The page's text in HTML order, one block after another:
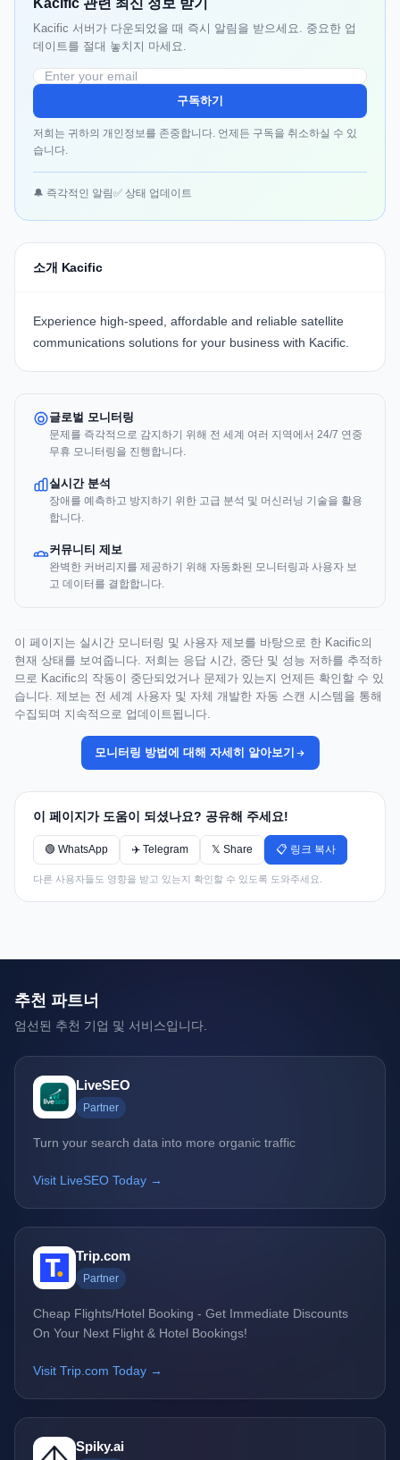
Kacific 관련 최신 정보 받기
Kacific 서버가 다운되었을 때 즉시 알림을 받으세요. 중요한 업
데이트를 절대 놓치지 마세요.
구독하기
저희는 귀하의 개인정보를 존중합니다. 언제든 구독을 취소하실 수 있
습니다.
🔔 즉각적인 알림✅ 상태 업데이트
소개 Kacific
Experience high-speed, affordable and reliable satellite
communications solutions for your business with Kacific.
글로벌 모니터링
문제를 즉각적으로 감지하기 위해 전 세계 여러 지역에서 24/7 연중
무휴 모니터링을 진행합니다.
실시간 분석
장애를 예측하고 방지하기 위한 고급 분석 및 머신러닝 기술을 활용
합니다.
커뮤니티 제보
완벽한 커버리지를 제공하기 위해 자동화된 모니터링과 사용자 보
고 데이터를 결합합니다.
이 페이지는 실시간 모니터링 및 사용자 제보를 바탕으로 한 Kacific의
현재 상태를 보여줍니다. 저희는 응답 시간, 중단 및 성능 저하를 추적하
므로 Kacific의 작동이 중단되었거나 문제가 있는지 언제든 확인할 수 있
습니다. 제보는 전 세계 사용자 및 자체 개발한 자동 스캔 시스템을 통해
수집되며 지속적으로 업데이트됩니다.
모니터링 방법에 대해 자세히 알아보기
이 페이지가 도움이 되셨나요? 공유해 주세요!
🟢 WhatsApp ✈️ Telegram 𝕏 Share 📋 링크 복사
다른 사용자들도 영향을 받고 있는지 확인할 수 있도록 도와주세요.
추천 파트너
엄선된 추천 기업 및 서비스입니다.
LiveSEO
Partner
Turn your search data into more organic traffic
Visit LiveSEO Today →
Trip.com
Partner
Cheap Flights/Hotel Booking - Get Immediate Discounts
On Your Next Flight & Hotel Bookings!
Visit Trip.com Today →
Spiky.ai